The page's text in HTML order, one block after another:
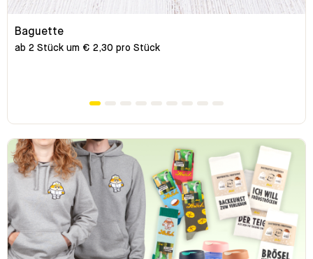
Baguette
ab 2 Stück um € 2,30 pro Stück